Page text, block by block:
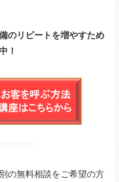
のリピートを増やすため
！
の無料相談をご希望の方